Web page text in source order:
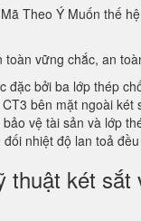
Theo Ý Muốn thế
vững chắc, an
đặc bởi ba lớp thép
bên mặt ngoài két
vệ tài sản và lớp
nhiệt độ lan toả đều
thuật két sắt